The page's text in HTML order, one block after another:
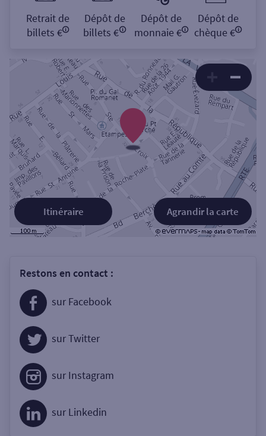
Retrait de
billets €
Dépôt de
billets €
Dépôt de
monnaie €
Dépôt de
chèque €
Agrandir la carte
Itinéraire
Restons en contact :
sur Facebook
sur Twitter
sur Instagram
sur Linkedin